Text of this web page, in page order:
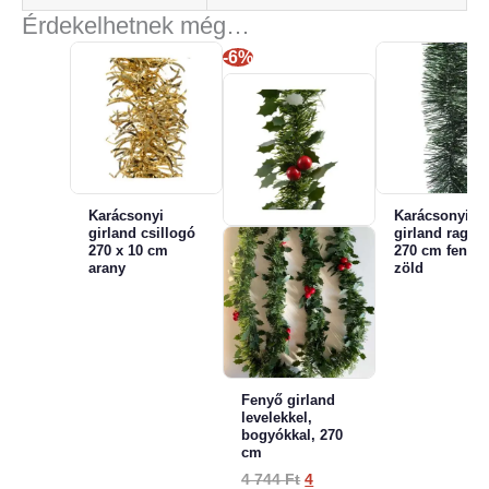
Érdekelhetnek még…
Karácsonyi
girland csillogó
270 x 10 cm
arany
-6%
Fenyő girland
levelekkel,
bogyókkal, 270
cm
4 744Ft Original
4
Karácsonyi
girland
270 cm fenyő
zöld